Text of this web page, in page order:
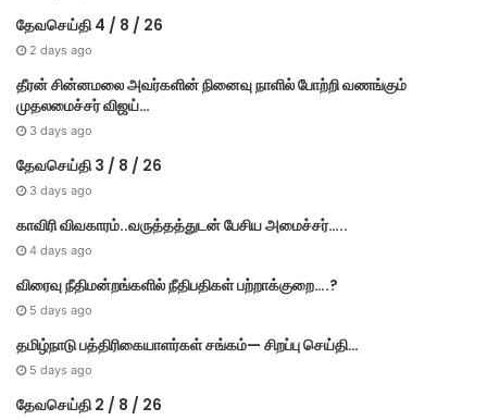
தேவசெய்தி 4 / 8 / 26
2 days ago
தீரன் சின்னமலை அவர்களின் நினைவு நாளில் போற்றி வணங்கும்
முதலமைச்சர் விஜய்…
3 days ago
தேவசெய்தி 3 / 8 / 26
3 days ago
காவிரி விவகாரம்..வருத்தத்துடன் பேசிய அமைச்சர்…..
4 days ago
விரைவு நீதிமன்றங்களில் நீதிபதிகள் பற்றாக்குறை….?
5 days ago
தமிழ்நாடு பத்திரிகையாளர்கள் சங்கம்— சிறப்பு செய்தி…
5 days ago
தேவசெய்தி 2 / 8 / 26